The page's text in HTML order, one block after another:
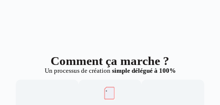
Comment ça marche ?
Un processus de création simple délégué à 100%